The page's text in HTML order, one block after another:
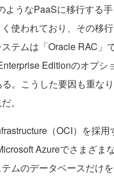
うなPaaSに移行する
使われており、その移
テムは「Oracle RAC」
Editionのオプシ
。こうした要因も重な
。
（OCI）を採
Azureでさまざま
ムのデータベースだけ